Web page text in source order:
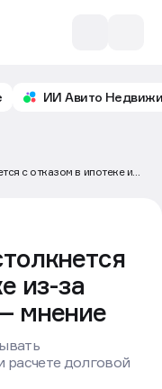
ИИ Авито
с отказом в ипотеке из-
из-за
мнение
долговой